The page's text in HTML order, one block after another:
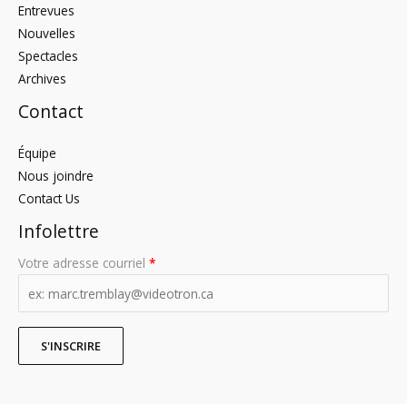
Entrevues
Nouvelles
Spectacles
Archives
Contact
Équipe
Nous joindre
Contact Us
Infolettre
Votre adresse courriel *